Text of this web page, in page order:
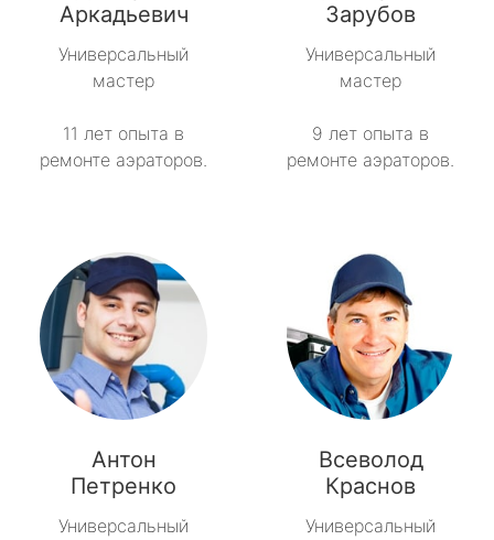
Аркадьевич
Универсальный
мастер
11 лет опыта в
ремонте аэраторов.
Зарубов
Универсальный
мастер
9 лет опыта в
ремонте аэраторов.
Антон
Петренко
Универсальный
Всеволод
Краснов
Универсальный